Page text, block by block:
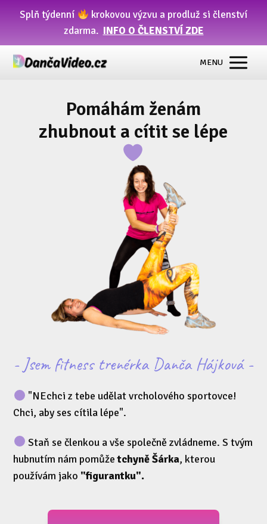
Splň týdenní
krokovou výzvu a prodluž si členství
zdarma. INFO O ČLENSTVÍ ZDE
MENU
Pomáhám ženám
zhubnout a cítit se lépe
- Jsem fitness trenérka Danča Hájková -
"NEchci z tebe udělat vrcholového sportovce!
Chci, aby ses cítila lépe".
Staň se členkou a vše společně zvládneme. S tvým
hubnutím nám pomůžetchyně Šárka, kterou
používám jako "figurantku".